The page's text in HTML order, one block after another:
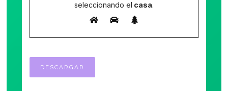
seleccionando el casa.